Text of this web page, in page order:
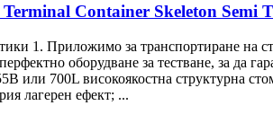
Container Skeleton Semi
1. Приложимо за транспортиране на
оборудване за тестване, за да
или 700L високоякостна структурна
лагерен ефект; ...